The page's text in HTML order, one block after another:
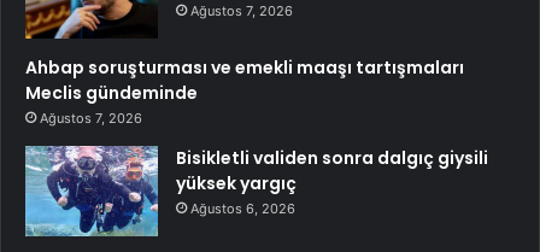
Ağustos 7, 2026
Ahbap soruşturması ve emekli maaşı tartışmaları
Meclis gündeminde
Ağustos 7, 2026
Bisikletli validen sonra dalgıç giysili
yüksek yargıç
Ağustos 6, 2026